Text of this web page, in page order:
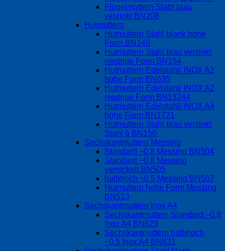
Flügelmuttern Stahl blau
verzinkt BN208
Hutmuttern
Hutmuttern Stahl blank hohe
Form BN149
Hutmuttern Stahl blau verzinkt
niedrige Form BN154
Hutmuttern Edelstahl/ INOX A2
hohe Form BN635
Hutmuttern Edelstahl/ INOX A2
niedrige Form BN13244
Hutmuttern Edelstahl/ INOX A4
hohe Form BN1721
Hutmuttern Stahl blau verzinkt
Stahl 6 BN150
Sechskantmuttern Messing
Standard ~0.8 Messing BN504
Standard ~0.8 Messing
vernickelt BN505
halbhoch ~0.5 Messing BN507
Hutmuttern hohe Form Messing
BN513
Sechskantmuttern Inox A4
Sechskantmuttern Standard ~0.8
Inox A4 BN629
Sechskantmuttern halbhoch
~0.5 Inox A4 BN631